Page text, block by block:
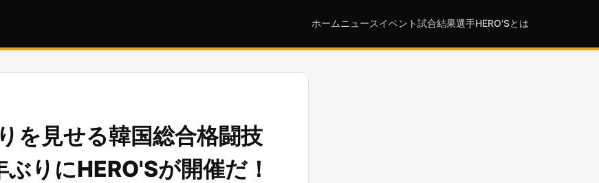
ホーム ニュースイベント試合結果選手HERO'Sとは
を見せる韓国総合格闘技
りにHERO'Sが開催だ！